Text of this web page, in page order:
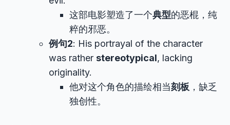
这部电影塑造了一个典型的恶棍，纯
粹的邪恶。
例句2: His portrayal of the character
was rather stereotypical, lacking
originality.
他对这个角色的描绘相当刻板 ，缺乏
独创性。